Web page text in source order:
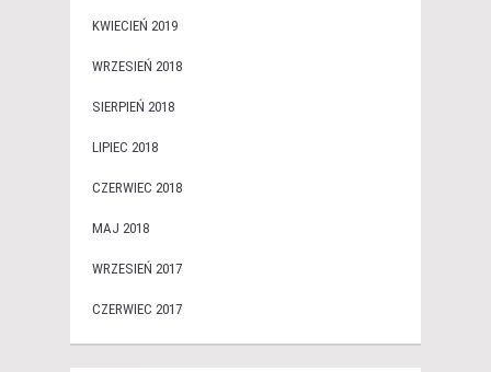
KWIECIEŃ 2019
WRZESIEŃ 2018
SIERPIEŃ 2018
LIPIEC 2018
CZERWIEC 2018
MAJ 2018
WRZESIEŃ 2017
CZERWIEC 2017